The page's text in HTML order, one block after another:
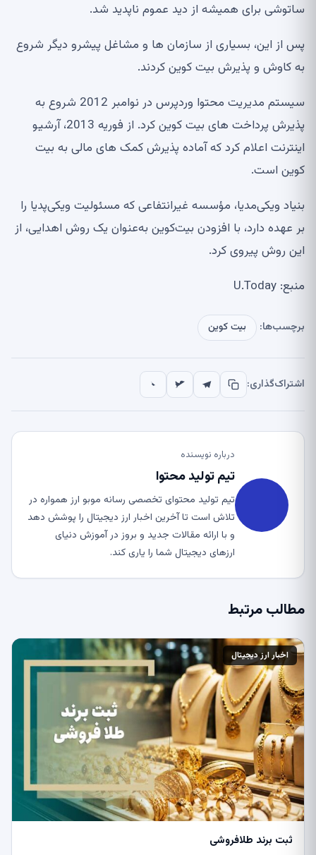
ساتوشی برای همیشه از دید عموم ناپدید شد.
پس از این، بسیاری از سازمان ها و مشاغل پیشرو دیگر شروع
به کاوش و پذیرش بیت کوین کردند.
سیستم مدیریت محتوا وردپرس در نوامبر 2012 شروع به
پذیرش پرداخت های بیت کوین کرد. از فوریه 2013، آرشیو
اینترنت اعلام کرد که آماده پذیرش کمک های مالی به بیت
کوین است.
بنیاد ویکی‌مدیا، مؤسسه غیرانتفاعی که مسئولیت ویکی‌پدیا را
بر عهده دارد، با افزودن بیت‌کوین به‌عنوان یک روش اهدایی، از
این روش پیروی کرد.
منبع: U.Today
برچسب‌ها: بیت کوین
اشتراک‌گذاری:
درباره نویسنده
تیم تولید محتوا
تیم تولید محتوای تخصصی رسانه موبو ارز همواره در
تلاش است تا آخرین اخبار ارز دیجیتال را پوشش دهد
و با ارائه مقالات جدید و بروز در آموزش دنیای
ارزهای دیجیتال شما را یاری کند.
مطالب مرتبط
اخبار ارز دیجیتال
ثبت برند طلافروشی